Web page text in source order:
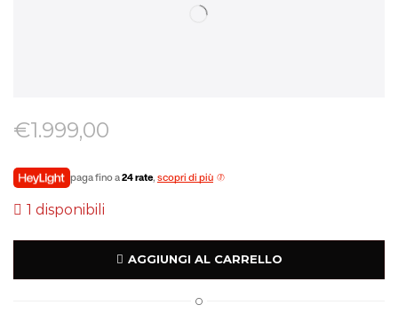
€1.999,00
paga fino a24 rate, scopri di più
1 disponibili
AGGIUNGI AL CARRELLO
O